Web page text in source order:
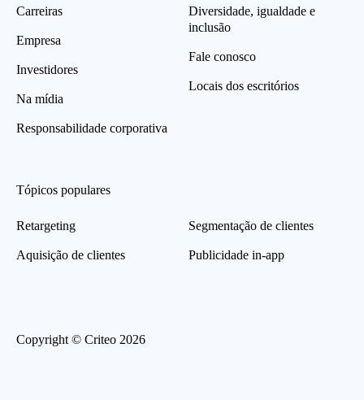
Carreiras
Empresa
Investidores
Na mídia
Responsabilidade corporativa
Diversidade, igualdade e
inclusão
Fale conosco
Locais dos escritórios
Tópicos populares
Retargeting
Aquisição de clientes
Segmentação de clientes
Publicidade in-app
Copyright © Criteo 2026